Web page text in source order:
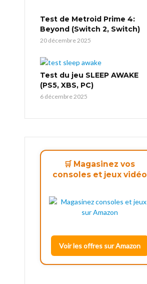
Test de Metroid Prime 4:
Beyond (Switch 2, Switch)
20 décembre 2025
Test du jeu SLEEP AWAKE
(PS5, XBS, PC)
6 décembre 2025
🛒 Magasinez vos
consoles et jeux vidéo
Voir les offres sur Amazon